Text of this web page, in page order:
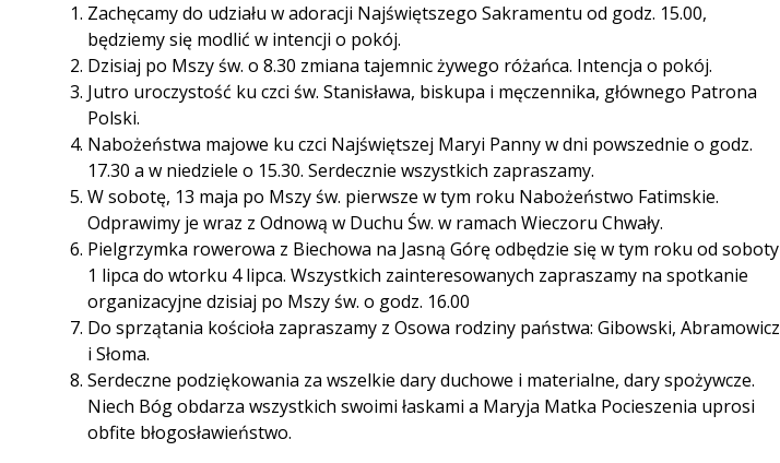
Zachęcamy do udziału w adoracji Najświętszego Sakramentu od godz. 15.00,
będziemy się modlić w intencji o pokój.
Dzisiaj po Mszy św. o 8.30 zmiana tajemnic żywego różańca. Intencja o pokój.
Jutro uroczystość ku czci św. Stanisława, biskupa i męczennika, głównego Patrona
Polski.
Nabożeństwa majowe ku czci Najświętszej Maryi Panny w dni powszednie o godz.
17.30 a w niedziele o 15.30. Serdecznie wszystkich zapraszamy.
W sobotę, 13 maja po Mszy św. pierwsze w tym roku Nabożeństwo Fatimskie.
Odprawimy je wraz z Odnową w Duchu Św. w ramach Wieczoru Chwały.
Pielgrzymka rowerowa z Biechowa na Jasną Górę odbędzie się w tym roku od soboty
1 lipca do wtorku 4 lipca. Wszystkich zainteresowanych zapraszamy na spotkanie
organizacyjne dzisiaj po Mszy św. o godz. 16.00
Do sprzątania kościoła zapraszamy z Osowa rodziny państwa: Gibowski, Abramowicz
i Słoma.
Serdeczne podziękowania za wszelkie dary duchowe i materialne, dary spożywcze.
Niech Bóg obdarza wszystkich swoimi łaskami a Maryja Matka Pocieszenia uprosi
obfite błogosławieństwo.